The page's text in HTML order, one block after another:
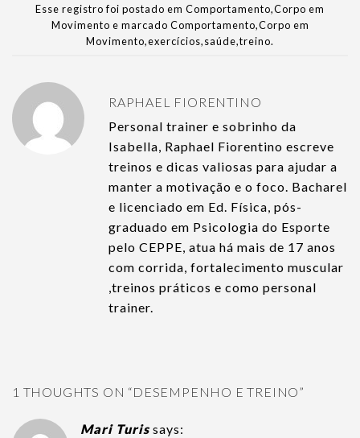
Esse registro foi postado em Comportamento,Corpo em
Movimento e marcado Comportamento,Corpo em
Movimento,exercícios,saúde,treino.
RAPHAEL FIORENTINO
Personal trainer e sobrinho da
Isabella, Raphael Fiorentino escreve
treinos e dicas valiosas para ajudar a
manter a motivação e o foco. Bacharel
e licenciado em Ed. Física, pós-
graduado em Psicologia do Esporte
pelo CEPPE, atua há mais de 17 anos
com corrida, fortalecimento muscular
,treinos práticos e como personal
trainer.
1 THOUGHTS ON “DESEMPENHO E TREINO”
Mari Turis says: